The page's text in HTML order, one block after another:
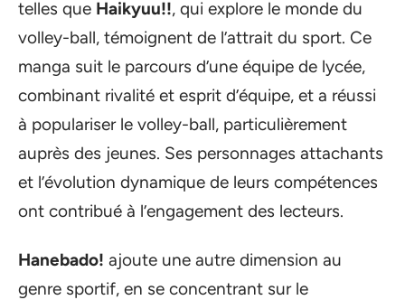
telles que Haikyuu!!, qui explore le monde du
volley-ball, témoignent de l’attrait du sport. Ce
manga suit le parcours d’une équipe de lycée,
combinant rivalité et esprit d’équipe, et a réussi
à populariser le volley-ball, particulièrement
auprès des jeunes. Ses personnages attachants
et l’évolution dynamique de leurs compétences
ont contribué à l’engagement des lecteurs.
Hanebado! ajoute une autre dimension au
genre sportif, en se concentrant sur le